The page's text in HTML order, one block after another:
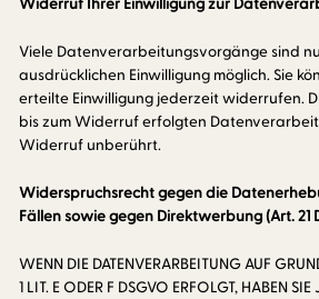
Widerruf Ihrer Einwilligung zur
Viele Datenverarbeitungsvorgänge sind
ausdrücklichen Einwilligung möglich. Sie
erteilte Einwilligung jederzeit widerrufen.
bis zum Widerruf erfolgten
Widerruf unberührt.
Widerspruchsrecht gegen die
Fällen sowie gegen Direktwerbung (Art. 21
WENN DIE DATENVERARBEITUNG AUF
1 LIT. E ODER F DSGVO ERFOLGT, HABEN SIE